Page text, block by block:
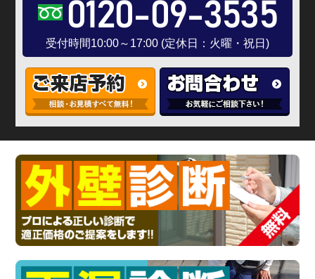
0120-09-3535
受付時間10:00～17:00 (定休日：火曜・祝日)